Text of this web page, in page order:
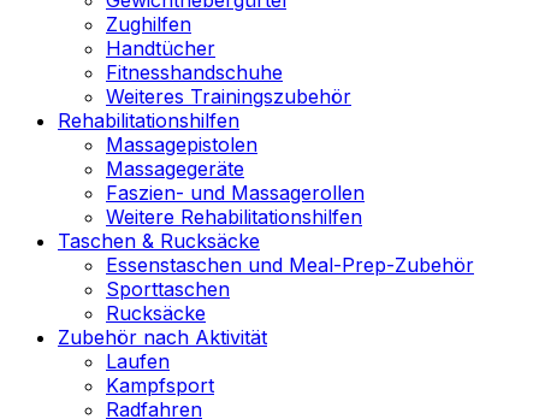
Zughilfen
Handtücher
Fitnesshandschuhe
Weiteres Trainingszubehör
Rehabilitationshilfen
Massagepistolen
Massagegeräte
Faszien- und Massagerollen
Weitere Rehabilitationshilfen
Taschen & Rucksäcke
Essenstaschen und Meal-Prep-Zubehör
Sporttaschen
Rucksäcke
Zubehör nach Aktivität
Laufen
Kampfsport
Radfahren